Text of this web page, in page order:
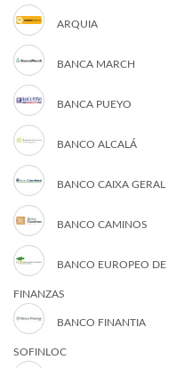
ARQUIA
BANCA MARCH
BANCA PUEYO
BANCO ALCALÁ
BANCO CAIXA GERAL
BANCO CAMINOS
BANCO EUROPEO DE
FINANZAS
BANCO FINANTIA
SOFINLOC